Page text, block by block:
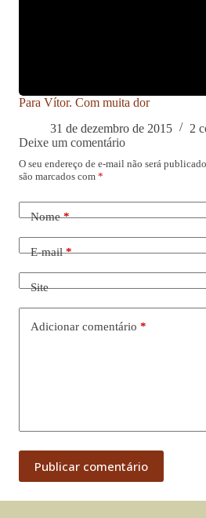
Para Vítor. Com muita dor
31 de dezembro de 2015
2
Deixe um comentário
O seu endereço de e-mail não será publicado.
são marcados com *
Nome*
E-mail*
Site
Adicionar comentário *
Publicar comentário